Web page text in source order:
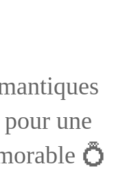
une
💍